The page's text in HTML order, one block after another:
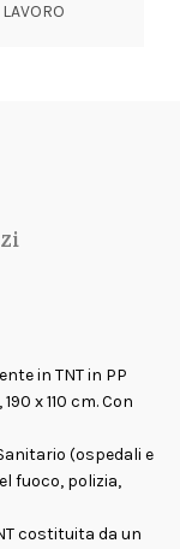
in TNT in PP
x 110 cm. Con
(ospedali e
fuoco, polizia,
costituita da un